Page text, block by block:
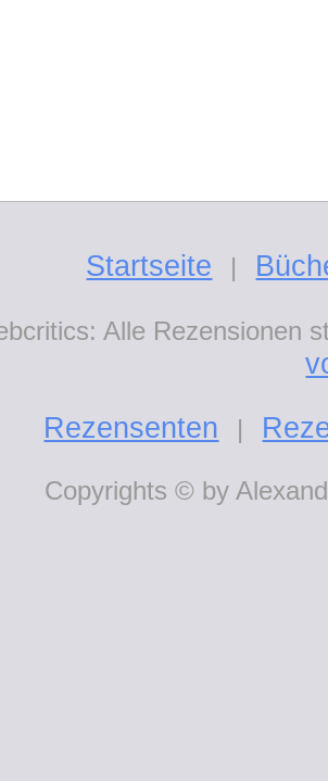
Startseite |
Alle Rezensionen
Rezensenten
|
Copyrights © by